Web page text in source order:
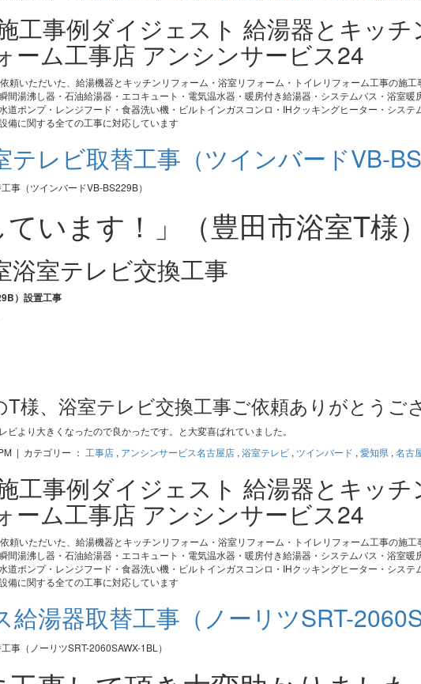
工事例ダイジェスト 給湯器とキッチ
ーム工事店 アンシンサービス24
頼いただいた、給湯機器とキッチンリフォーム・浴室リフォーム・トイレリフォーム工事の施
間湯沸し器・石油給湯器・エコキュート・電気温水器・暖房付き給湯器・システムバス・浴室暖
道ポンプ・レンジフード・食器洗い機・ビルトインガスコンロ・IHクッキングヒーター・システ
備に関する全ての工事に対応しています
テレビ取替工事（ツインバードVB-
ています！」（豊田市浴室T様）
浴室テレビ交換工事
）設置工事
T様、浴室テレビ交換工事ご依頼ありがとうご
ビより大きくなったので良かったです。と大変喜ばれていました。
| カテゴリー ： 工事店 , アンシンサービス名古屋店 , 浴室テレビ , ツインバード , 愛知県 , 名古
工事例ダイジェスト 給湯器とキッチ
ーム工事店 アンシンサービス24
頼いただいた、給湯機器とキッチンリフォーム・浴室リフォーム・トイレリフォーム工事の施
間湯沸し器・石油給湯器・エコキュート・電気温水器・暖房付き給湯器・システムバス・浴室暖
道ポンプ・レンジフード・食器洗い機・ビルトインガスコンロ・IHクッキングヒーター・システ
備に関する全ての工事に対応しています
給湯器取替工事（ノーリツSRT-